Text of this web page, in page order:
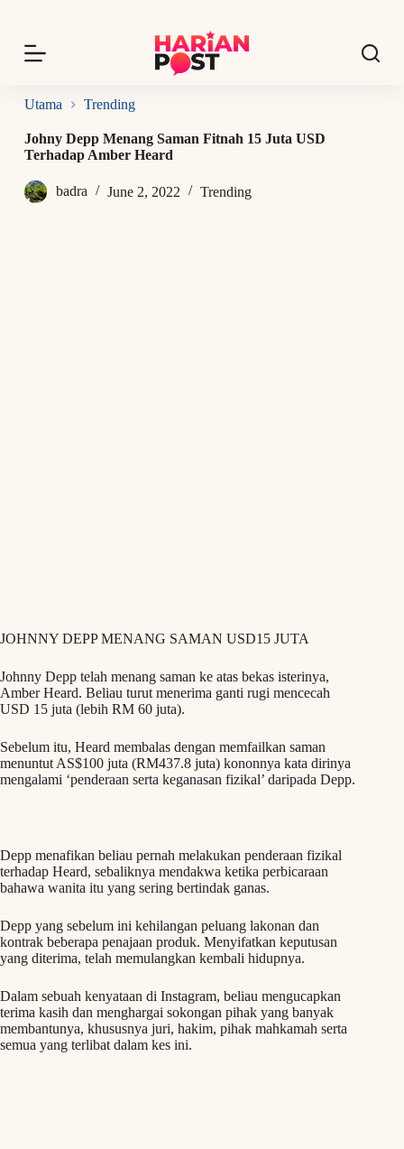
p
o
n
n
Utama Trending
Johny Depp Menang Saman Fitnah 15 Juta USD
Terhadap Amber Heard
badra June 2, 2022 Trending
JOHNNY DEPP MENANG SAMAN USD15 JUTA
Johnny Depp telah menang saman ke atas bekas isterinya,
Amber Heard. Beliau turut menerima ganti rugi mencecah
USD 15 juta (lebih RM 60 juta).
Sebelum itu, Heard membalas dengan memfailkan saman
menuntut AS$100 juta (RM437.8 juta) kononnya kata dirinya
mengalami ‘penderaan serta keganasan fizikal’ daripada Depp.
Depp menafikan beliau pernah melakukan penderaan fizikal
terhadap Heard, sebaliknya mendakwa ketika perbicaraan
bahawa wanita itu yang sering bertindak ganas.
Depp yang sebelum ini kehilangan peluang lakonan dan
kontrak beberapa penajaan produk. Menyifatkan keputusan
yang diterima, telah memulangkan kembali hidupnya.
Dalam sebuah kenyataan di Instagram, beliau mengucapkan
terima kasih dan menghargai sokongan pihak yang banyak
membantunya, khususnya juri, hakim, pihak mahkamah serta
semua yang terlibat dalam kes ini.